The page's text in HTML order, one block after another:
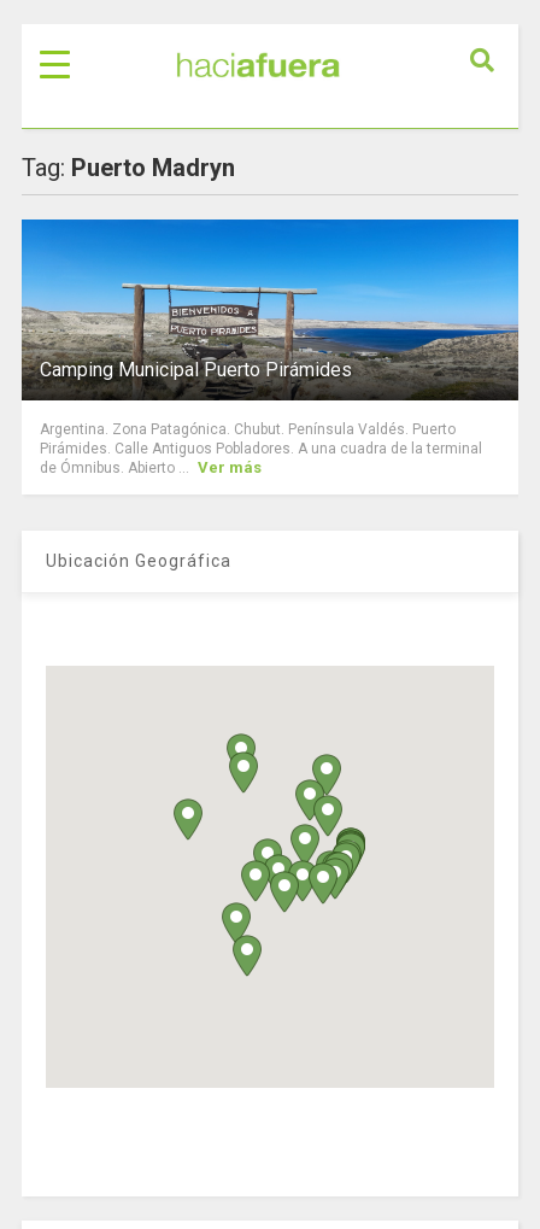
Tag: Puerto Madryn
Camping Municipal Puerto Pirámides
Argentina. Zona Patagónica. Chubut. Península Valdés. Puerto
Pirámides. Calle Antiguos Pobladores. A una cuadra de la terminal
de Ómnibus. Abierto ... Ver más
Ubicación Geográfica